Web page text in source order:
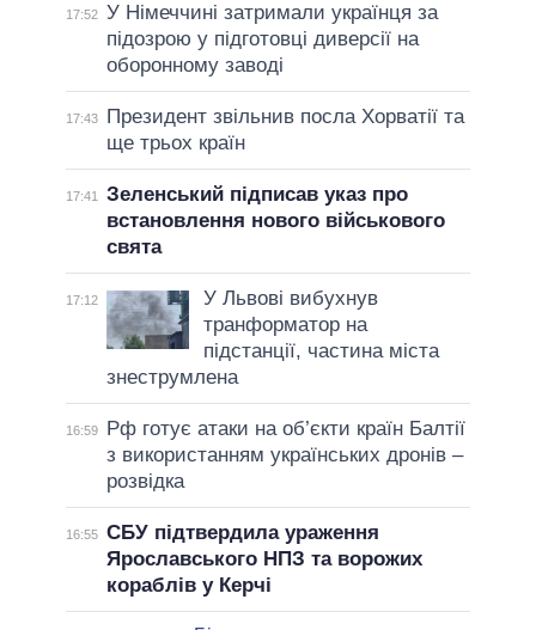
17:52 У Німеччині затримали українця за
підозрою у підготовці диверсії на
оборонному заводі
17:43
Президент звільнив посла Хорватії та
ще трьох країн
17:41
Зеленський підписав указ про
встановлення нового військового
свята
17:12
У Львові вибухнув
транформатор на
підстанції, частина міста
знеструмлена
16:59
Рф готує атаки на об’єкти країн Балтії
з використанням українських дронів –
розвідка
16:55 СБУ підтвердила ураження
Ярославського НПЗ та ворожих
кораблів у Керчі